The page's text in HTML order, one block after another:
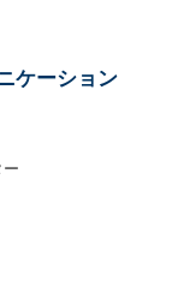
ケーション